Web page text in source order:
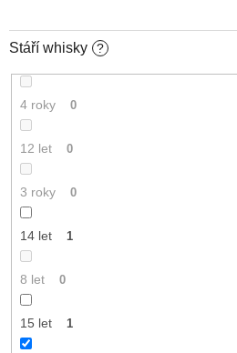
Stáří whisky ?
4 roky 0
12 let 0
3 roky 0
14 let 1
8 let 0
15 let 1